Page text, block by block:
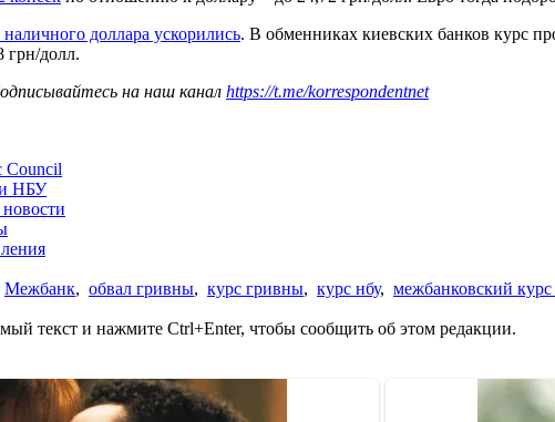
доллара ускорились. В обменниках киевских банков курс
грн/долл.
на наш канал https://t.me/korrespondentnet
Council
НБУ
Межбанк, обвал гривны, курс гривны, курс нбу, межбанковский
текст и нажмите Ctrl+Enter, чтобы сообщить об этом редакции.